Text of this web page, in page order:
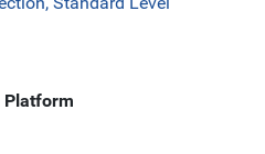
Platform